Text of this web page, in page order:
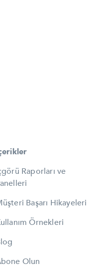
Raporları ve
Başarı Hikayeleri
Örnekleri
Olun